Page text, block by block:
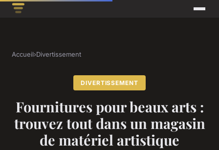
Accueil›Divertissement
DIVERTISSEMENT
Fournitures pour beaux arts :
trouvez tout dans un magasin
de matériel artistique